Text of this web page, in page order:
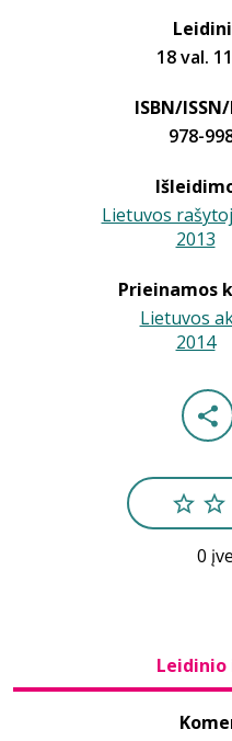
18 val.
ISBN/
978-
Lietuvos
2013
Prieinamos
Lietuvos
2014
0